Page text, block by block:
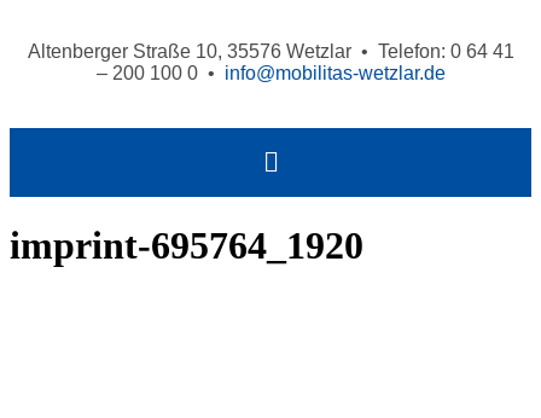
Altenberger Straße 10, 35576 Wetzlar • Telefon: 0 64 41
– 200 100 0 • info@mobilitas-wetzlar.de
imprint-695764_1920